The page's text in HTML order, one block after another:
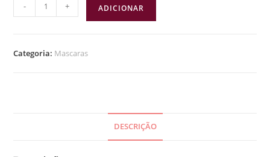
- + ADICIONAR
Categoria: Mascaras
DESCRIÇÃO